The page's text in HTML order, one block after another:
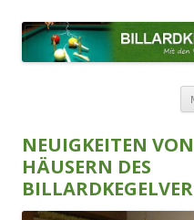
NEUIGKEITEN
HÄUSERN DES